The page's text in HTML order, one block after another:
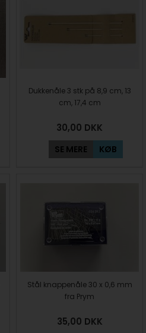
Dukkenåle 3 stk på 8,9 cm, 13
cm, 17,4 cm
30,00 DKK
SE MERE KØB
Stål knappenåle 30 x 0,6 mm
fra Prym
35,00 DKK